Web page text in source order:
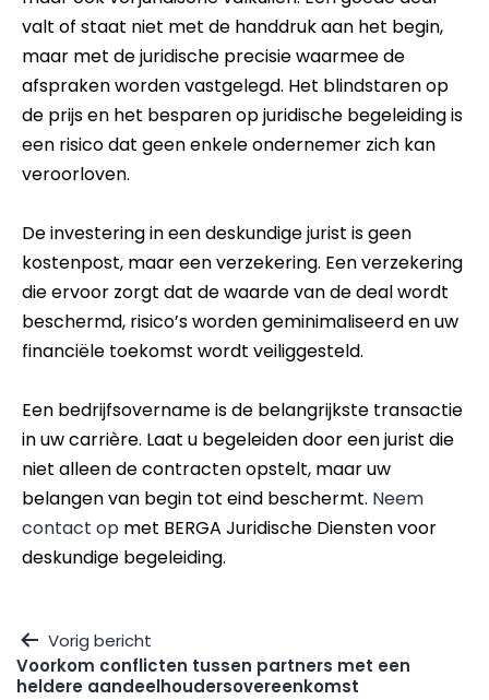
valt of staat niet met de handdruk aan het begin,
maar met de juridische precisie waarmee de
afspraken worden vastgelegd. Het blindstaren op
de prijs en het besparen op juridische begeleiding is
een risico dat geen enkele ondernemer zich kan
veroorloven.
De investering in een deskundige jurist is geen
kostenpost, maar een verzekering. Een verzekering
die ervoor zorgt dat de waarde van de deal wordt
beschermd, risico’s worden geminimaliseerd en uw
financiële toekomst wordt veiliggesteld.
Een bedrijfsovername is de belangrijkste transactie
in uw carrière. Laat u begeleiden door een jurist die
niet alleen de contracten opstelt, maar uw
belangen van begin tot eind beschermt. Neem
contact op met BERGA Juridische Diensten voor
deskundige begeleiding.
Vorig bericht
Voorkom conflicten tussen partners met een
heldere aandeelhoudersovereenkomst